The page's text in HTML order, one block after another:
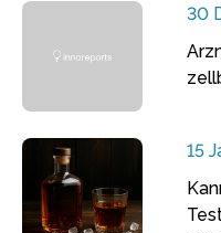
30
15